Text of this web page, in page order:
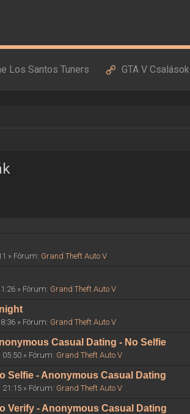
Los Santos Tuners GTA V Csalások
» Fórum: Grand Theft Auto V
» Fórum: Grand Theft Auto V
» Fórum: Grand Theft Auto V
Casual Dating - No Selfie
05:50 » Fórum: Grand Theft Auto V
Selfie - Anonymous Casual Dating
21:15 » Fórum: Grand Theft Auto V
Verify - Anonymous Casual Dating